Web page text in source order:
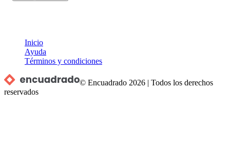
Inicio
Ayuda
Términos y condiciones
© Encuadrado 2026 |Todos los derechos
reservados